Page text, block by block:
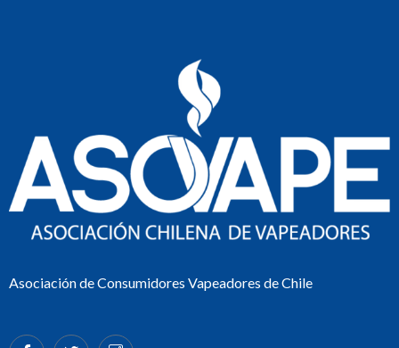
Asociación de Consumidores Vapeadores de Chile